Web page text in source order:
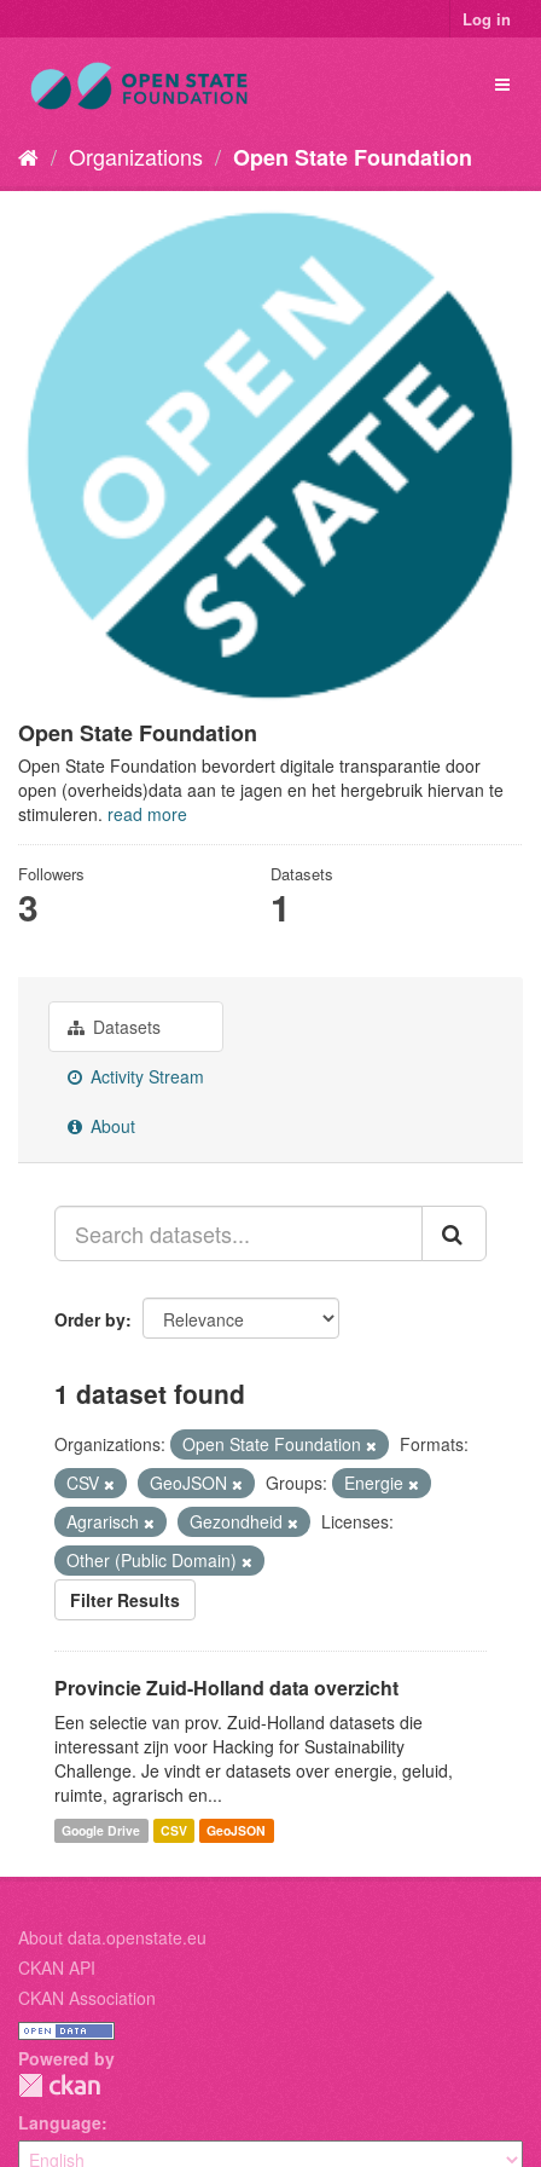
Log in
Organizations Open State Foundation
Open State Foundation
Open State Foundation bevordert digitale transparantie door
open (overheids)data aan te jagen en het hergebruik hiervan te
stimuleren. read more
Followers
3
Datasets
1
Datasets
Activity Stream
About
Order by
1 dataset found
Organizations: Open State Foundation
Formats:
CSV
GeoJSON Groups:
Energie
Agrarisch
Gezondheid
Licenses:
Other (Public Domain)
Filter Results
Provincie Zuid-Holland data overzicht
Een selectie van prov. Zuid-Holland datasets die
interessant zijn voor Hacking for Sustainability
Challenge. Je vindt er datasets over energie, geluid,
ruimte, agrarisch en...
Google Drive CSV GeoJSON
About data.openstate.eu
CKAN API
CKAN Association
Powered by
Language